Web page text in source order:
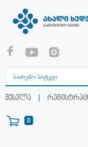
შესვლა |
0